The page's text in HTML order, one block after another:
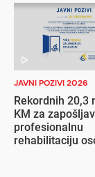
JAVNI POZIVI 2026
Rekordnih 20,3
KM za
profesionalnu
rehabilitaciju